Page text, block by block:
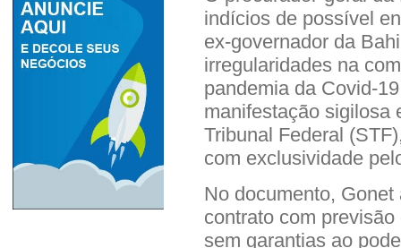
indícios de possível
ex-governador da
irregularidades na
pandemia da Covid-
manifestação sigilosa
Tribunal Federal
com exclusividade
No documento,
contrato com
sem garantias ao